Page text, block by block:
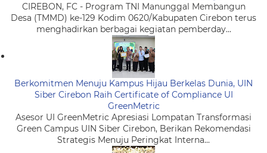
CIREBON, FC - Program TNI Manunggal Membangun
Desa (TMMD) ke-129 Kodim 0620/Kabupaten Cirebon terus
menghadirkan berbagai kegiatan pemberday...
Berkomitmen Menuju Kampus Hijau Berkelas Dunia, UIN
Siber Cirebon Raih Certificate of Compliance UI
GreenMetric
Asesor UI GreenMetric Apresiasi Lompatan Transformasi
Green Campus UIN Siber Cirebon, Berikan Rekomendasi
Strategis Menuju Peringkat Interna...